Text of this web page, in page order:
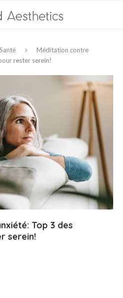
Santé
Méditation contre
rester serein!
Top 3 des
serein!